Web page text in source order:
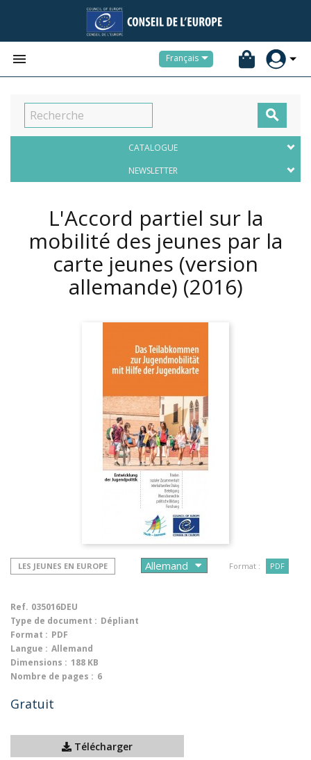
 Français

CATALOGUE
NEWSLETTER
L'Accord partiel sur la
mobilité des jeunes par la
carte jeunes (version
allemande) (2016)
LES JEUNES EN EUROPE Format : PDF
Ref. 035016DEU
Type de document : Dépliant
Format : PDF
Langue : Allemand
Dimensions : 188 KB
Nombre de pages : 6
Gratuit
Télécharger